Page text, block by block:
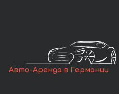
Авто-Аренда в Германии